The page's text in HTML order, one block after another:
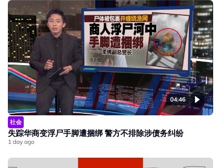
04:46
社会
失踪华商变浮尸手脚遭捆绑 警方不排除涉债务纠纷
1 day ago